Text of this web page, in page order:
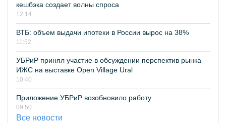
кешбэка создает волны спроса
12:14
ВТБ: объем выдачи ипотеки в России вырос на 38%
11:52
УБРиР принял участие в обсуждении перспектив рынка
ИЖС на выставке Open Village Ural
10:40
Приложение УБРиР возобновило работу
09:50
Все новости